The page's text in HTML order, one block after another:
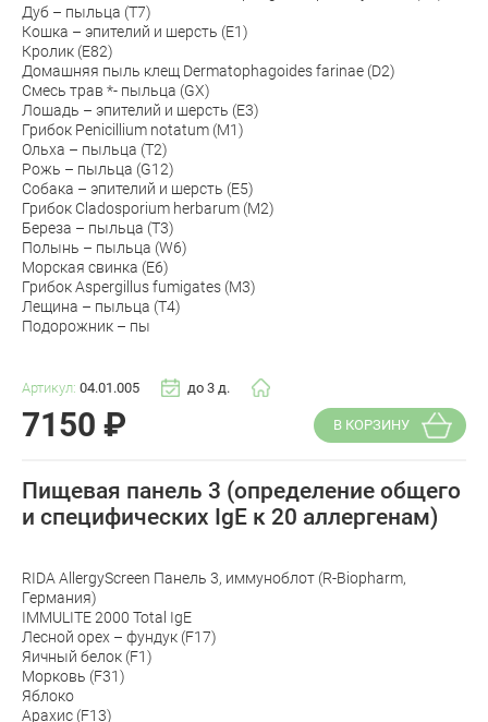
Дуб – пыльца (T7)
Кошка – эпителий и шерсть (E1)
Кролик (E82)
Домашняя пыль клещ Dermatophagoides farinae (D2)
Смесь трав *- пыльца (GX)
Лошадь – эпителий и шерсть (E3)
Грибок Penicillium notatum (M1)
Ольха – пыльца (T2)
Рожь – пыльца (G12)
Собака – эпителий и шерсть (E5)
Грибок Cladosporium herbarum (M2)
Береза – пыльца (T3)
Полынь – пыльца (W6)
Морская свинка (E6)
Грибок Aspergillus fumigates (M3)
Лещина – пыльца (T4)
Подорожник – пы
Артикул: 04.01.005 до 3 д.
7150 ₽ В КОРЗИНУ
Пищевая панель 3 (определение общего
и специфических IgE к 20 аллергенам)
RIDA AllergyScreen Панель 3, иммуноблот (R-Biopharm,
Германия)
IMMULITE 2000 Total IgE
Лесной орех – фундук (F17)
Яичный белок (F1)
Морковь (F31)
Яблоко
Арахис (F13)